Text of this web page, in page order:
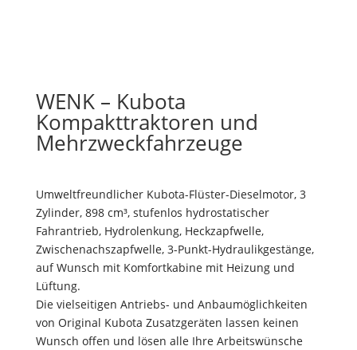
WENK – Kubota
Kompakttraktoren und
Mehrzweckfahrzeuge
Umweltfreundlicher Kubota-Flüster-Dieselmotor, 3
Zylinder, 898 cm³, stufenlos hydrostatischer
Fahrantrieb, Hydrolenkung, Heckzapfwelle,
Zwischenachszapfwelle, 3-Punkt-Hydraulikgestänge,
auf Wunsch mit Komfortkabine mit Heizung und
Lüftung.
Die vielseitigen Antriebs- und Anbaumöglichkeiten
von Original Kubota Zusatzgeräten lassen keinen
Wunsch offen und lösen alle Ihre Arbeitswünsche